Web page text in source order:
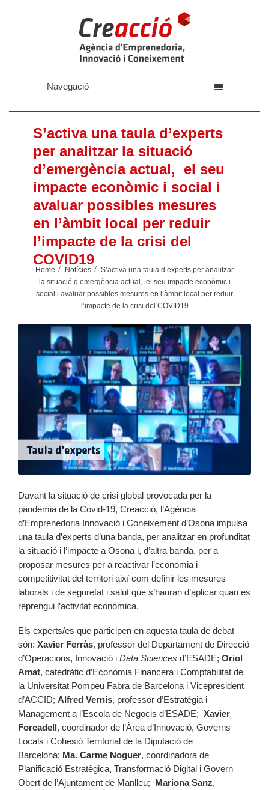
Navegació
S’activa una taula d’experts
per analitzar la situació
d’emergència actual, el seu
impacte econòmic i social i
avaluar possibles mesures
en l’àmbit local per reduir
l’impacte de la crisi del
COVID19
Home Notícies
S’activa una taula d’experts per analitzar
la situació d’emergència actual, el seu impacte econòmic i
social i avaluar possibles mesures en l’àmbit local per reduir
l’impacte de la crisi del COVID19
Davant la situació de crisi global provocada per la
pandèmia de la Covid-19, Creacció, l’Agència
d’Emprenedoria Innovació i Coneixement d’Osona impulsa
una taula d’experts d’una banda, per analitzar en profunditat
la situació i l’impacte a Osona i, d’altra banda, per a
proposar mesures per a reactivar l’economia i
competitivitat del territori així com definir les mesures
laborals i de seguretat i salut que s’hauran d’aplicar quan es
reprengui l’activitat econòmica.
Els experts/es que participen en aquesta taula de debat
són: Xavier Ferràs, professor del Departament de Direcció
d’Operacions, Innovació i Data Sciences d’ESADE; Oriol
Amat, catedràtic d’Economia Financera i Comptabilitat de
la Universitat Pompeu Fabra de Barcelona i Vicepresident
d’ACCID; Alfred Vernis, professor d’Estratègia i
Management a l’Escola de Negocis d’ESADE; Xavier
Forcadell, coordinador de l’Àrea d’Innovació, Governs
Locals i Cohesió Territorial de la Diputació de
Barcelona; Ma. Carme Noguer, coordinadora de
Planificació Estratègica, Transformació Digital i Govern
Obert de l’Ajuntament de Manlleu; Mariona Sanz,